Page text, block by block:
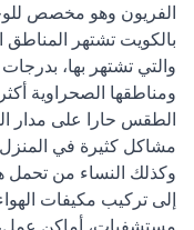
الفريون وهو مخصص
بالكويت تشتهر المناطق
والتي تشتهر بها،
ومناطقها الصحراوية
الطقس حارا على مدار
مشاكل كثيرة في
وكذلك النساء من تحمل
إلى تركيب مكيفات